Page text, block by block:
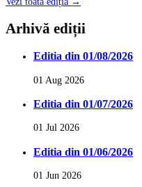
Arhivă ediții
Editia din 01/08/2026
01 Aug 2026
Editia din 01/07/2026
01 Jul 2026
Editia din 01/06/2026
01 Jun 2026